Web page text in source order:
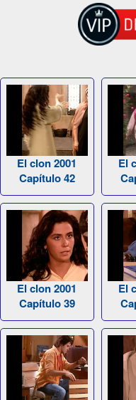
El clon 2001
Capítulo 42
El
El clon 2001
Capítulo 39
El